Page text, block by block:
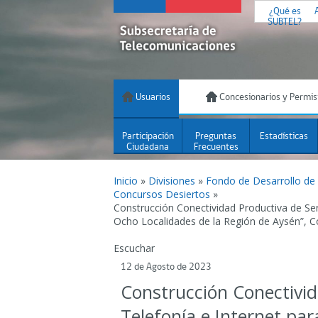
¿Qué es
SUBTEL?
Usuarios Concesionarios y
Participación
Ciudadana
Preguntas
Frecuentes
Estadísticas
Inicio » Divisiones » Fondo de Desarrollo
Concursos Desiertos »
Construcción Conectividad Productiva de
Ocho Localidades de la Región de Aysén”,
Escuchar
12 de Agosto de 2023
Construcción